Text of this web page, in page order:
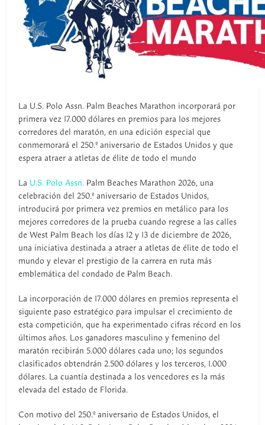
La U.S. Polo Assn. Palm Beaches Marathon incorporará por
primera vez 17.000 dólares en premios para los mejores
corredores del maratón, en una edición especial que
conmemorará el 250.º aniversario de Estados Unidos y que
espera atraer a atletas de élite de todo el mundo
La U.S. Polo Assn. Palm Beaches Marathon 2026, una
celebración del 250.º aniversario de Estados Unidos,
introducirá por primera vez premios en metálico para los
mejores corredores de la prueba cuando regrese a las calles
de West Palm Beach los días 12 y 13 de diciembre de 2026,
una iniciativa destinada a atraer a atletas de élite de todo el
mundo y elevar el prestigio de la carrera en ruta más
emblemática del condado de Palm Beach.
La incorporación de 17.000 dólares en premios representa el
siguiente paso estratégico para impulsar el crecimiento de
esta competición, que ha experimentado cifras récord en los
últimos años. Los ganadores masculino y femenino del
maratón recibirán 5.000 dólares cada uno; los segundos
clasificados obtendrán 2.500 dólares y los terceros, 1.000
dólares. La cuantía destinada a los vencedores es la más
elevada del estado de Florida.
Con motivo del 250.º aniversario de Estados Unidos, el